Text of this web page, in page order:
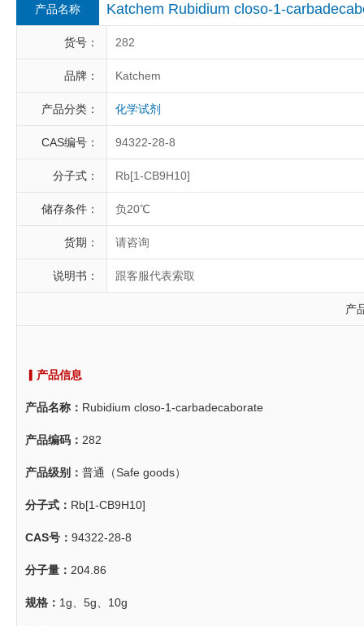
Berry & Associates
LGC Maine Standards
Abbexa AbD Serotec
产品名称 Katchem Rubidium closo-1-
货号： 282
品牌： Katchem
产品分类： 化学试剂
CAS编号： 94322-28-8
分子式： Rb[1-CB9H10]
储存条件： 负20℃
货期： 请咨询
说明书： 跟客服代表索取
产
▎产品信息
产品名称： Rubidium closo-1-carbadecaborate
产品编码： 282
产品级别： 普通（Safe goods）
分子式： Rb[1-CB9H10]
CAS号： 94322-28-8
分子量： 204.86
规格： 1g、5g、10g